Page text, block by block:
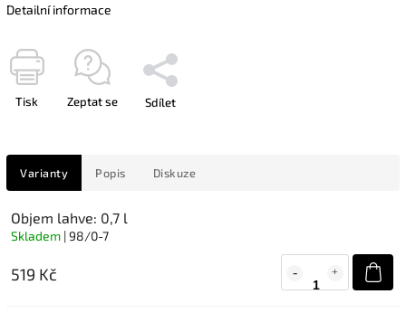
Detailní informace
Tisk Zeptat se Sdílet
Varianty Popis Diskuze
Objem lahve: 0,7 l
Skladem | 98/0-7
519 Kč